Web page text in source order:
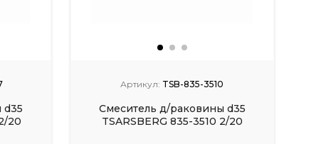
d35
20
Артикул: TSB-835-3510
Смеситель д/раковины d35
TSARSBERG 835-3510 2/20